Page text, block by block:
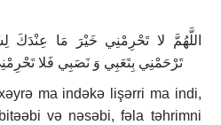
اللَّهُمَّ لا تَحْرِمْنِي خَيْرَ مَا
تَرْحَمْنِي بِتَعَبِي وَ نَصَبِي فَلا
ma indəkə lişərri ma indi,
və nəsəbi, fəla təhrimni